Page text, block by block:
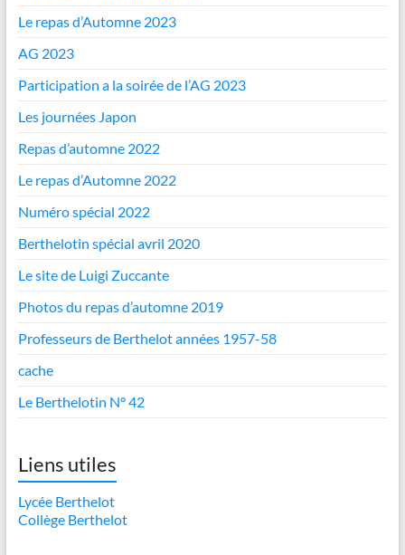
Le repas d’Automne 2023
AG 2023
Participation a la soirée de l’AG 2023
Les journées Japon
Repas d’automne 2022
Le repas d’Automne 2022
Numéro spécial 2022
Berthelotin spécial avril 2020
Le site de Luigi Zuccante
Photos du repas d’automne 2019
Professeurs de Berthelot années 1957-58
cache
Le Berthelotin N° 42
Liens utiles
Lycée Berthelot
Collège Berthelot